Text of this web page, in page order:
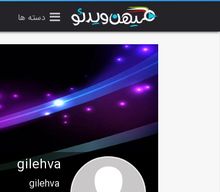
دسته ها
gilehva
gilehva